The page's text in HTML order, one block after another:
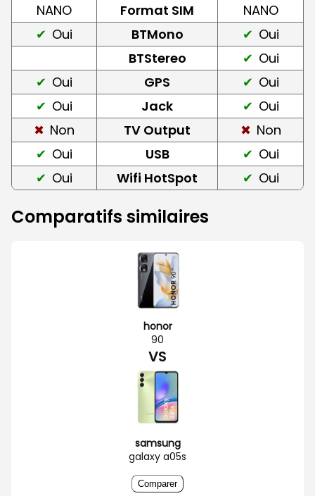
NANO Format SIM
NANO
Oui
BTMono
Oui
BTStereo
Oui
Oui
GPS
Oui
Oui
Jack
Oui
Non
TV Output
Non
Oui
USB
Oui
Oui
Wifi HotSpot Oui
Comparatifs similaires
honor
90
VS
samsung
galaxy a05s
Comparer